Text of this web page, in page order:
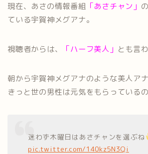
現在、あさの情報番組 「あさチャン」
ている宇賀神メグアナ。
視聴者からは、 「ハーフ美人」 とも言
朝から宇賀神メグアナのような美人ア
きっと世の男性は元気をもらっているの
迷わず木曜日はあさチャンを選ぶね
pic.twitter.com/140kz5N3Qi